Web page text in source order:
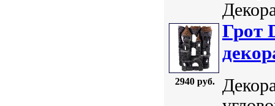
2940 руб.
Грот